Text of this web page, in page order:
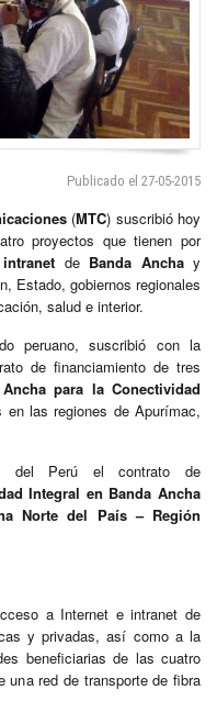
Publicado el 27-05-2015
(MTC) suscribió hoy
proyectos que tienen por
intranet de Banda Anchay
Estado, gobiernos regionales
salud e interior.
peruano, suscribió con la
de financiamiento de tres
para la Conectividad
en las regiones de Apurímac,
del Perú el contrato de
Integral en Banda Ancha
Norte del País – Región
a Internet e intranet de
y privadas, así como a la
beneficiarias de las cuatro
una red de transporte de fibra